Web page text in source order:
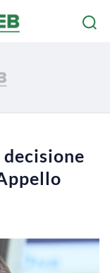
decisione